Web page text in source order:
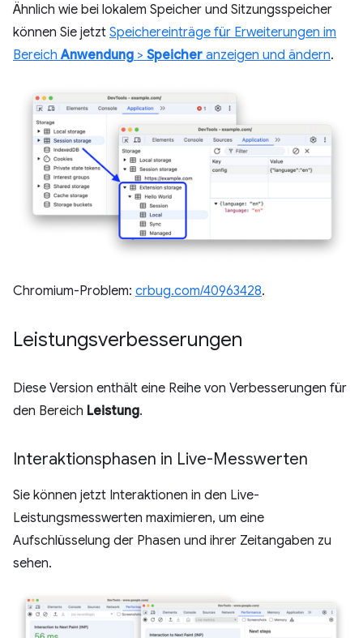
Ähnlich wie bei lokalem Speicher und Sitzungsspeicher
können Sie jetzt Speichereinträge für Erweiterungen im
BereichAnwendung > Speicher anzeigen und ändern.
Chromium-Problem: crbug.com/40963428.
Leistungsverbesserungen
Diese Version enthält eine Reihe von Verbesserungen für
den Bereich Leistung.
Interaktionsphasen in Live-Messwerten
Sie können jetzt Interaktionen in den Live-
Leistungsmesswerten maximieren, um eine
Aufschlüsselung der Phasen und ihrer Zeitangaben zu
sehen.